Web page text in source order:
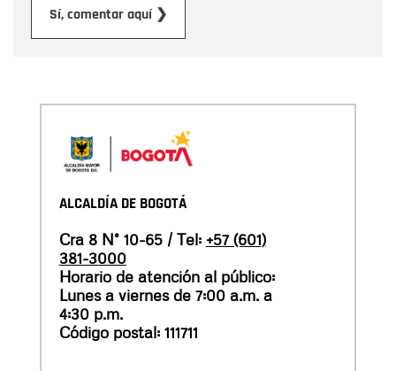
Sí, comentar aquí ❯
ALCALDÍA DE BOGOTÁ
Cra 8 N° 10-65 / Tel: +57 (601)
381-3000
Horario de atención al público:
Lunes a viernes de 7:00 a.m. a
4:30 p.m.
Código postal: 111711